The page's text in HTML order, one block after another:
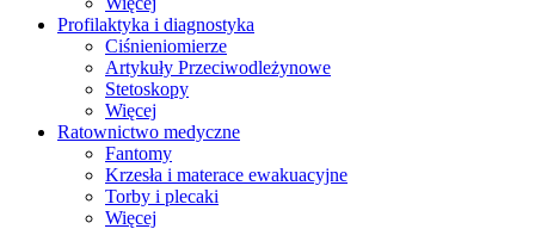
Profilaktyka i diagnostyka
Ciśnieniomierze
Artykuły Przeciwodleżynowe
Stetoskopy
Więcej
Ratownictwo medyczne
Fantomy
Krzesła i materace ewakuacyjne
Torby i plecaki
Więcej